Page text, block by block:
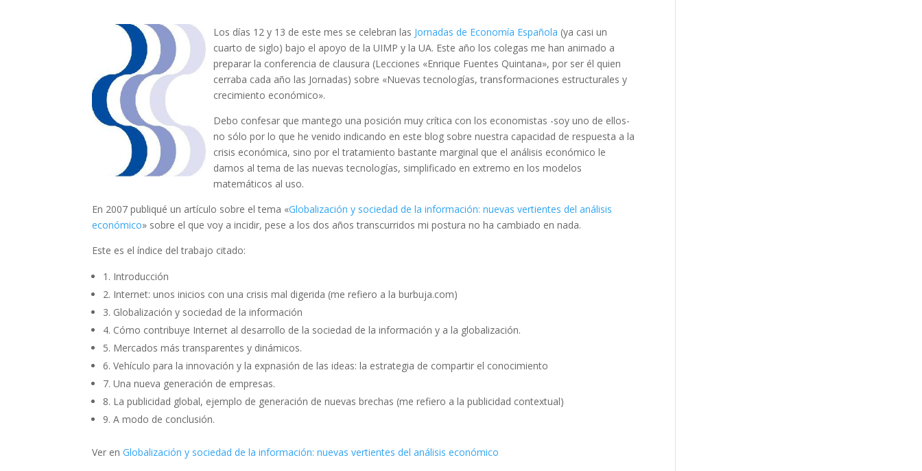
Los días 12 y 13 de este mes se celebran las Jornadas de Economía Española (ya casi un
cuarto de siglo) bajo el apoyo de la UIMP y la UA. Este año los colegas me han animado a
preparar la conferencia de clausura (Lecciones «Enrique Fuentes Quintana», por ser él quien
cerraba cada año las Jornadas) sobre «Nuevas tecnologías, transformaciones estructurales y
crecimiento económico».
Debo confesar que mantego una posición muy crítica con los economistas -soy uno de ellos-
no sólo por lo que he venido indicando en este blog sobre nuestra capacidad de respuesta a la
crisis económica, sino por el tratamiento bastante marginal que el análisis económico le
damos al tema de las nuevas tecnologías, simplificado en extremo en los modelos
matemáticos al uso.
En 2007 publiqué un artículo sobre el tema «Globalización y sociedad de la información: nuevas vertientes del análisis
económico» sobre el que voy a incidir, pese a los dos años transcurridos mi postura no ha cambiado en nada.
Este es el índice del trabajo citado:
1. Introducción
2. Internet: unos inicios con una crisis mal digerida (me refiero a la burbuja.com)
3. Globalización y sociedad de la información
4. Cómo contribuye Internet al desarrollo de la sociedad de la información y a la globalización.
5. Mercados más transparentes y dinámicos.
6. Vehículo para la innovación y la expnasión de las ideas: la estrategia de compartir el conocimiento
7. Una nueva generación de empresas.
8. La publicidad global, ejemplo de generación de nuevas brechas (me refiero a la publicidad contextual)
9. A modo de conclusión.
Ver enGlobalización y sociedad de la información: nuevas vertientes del análisis económico